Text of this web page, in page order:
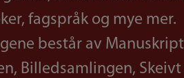
fagspråk og mye mer.
består av
Billedsamlingen,